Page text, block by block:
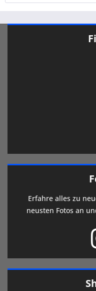
Erfahre alles zu
neusten Fotos an